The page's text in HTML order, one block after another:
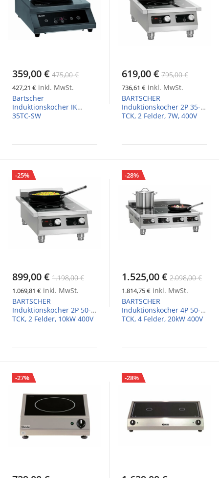
359,00 € 475,00 €
427,21 € inkl. MwSt.
Bartscher
Induktionskocher IK
35TC-SW
619,00 € 795,00 €
736,61 € inkl. MwSt.
BARTSCHER
Induktionskocher 2P 35-1
TCK, 2 Felder, 7W, 400V
-25%
899,00 € 1.198,00 €
1.069,81 € inkl. MwSt.
BARTSCHER
Induktionskocher 2P 50-1
TCK, 2 Felder, 10kW 400V
-28%
1.525,00 € 2.098,00 €
1.814,75 € inkl. MwSt.
BARTSCHER
Induktionskocher 4P 50-1
TCK, 4 Felder, 20kW 400V
-27% -28%